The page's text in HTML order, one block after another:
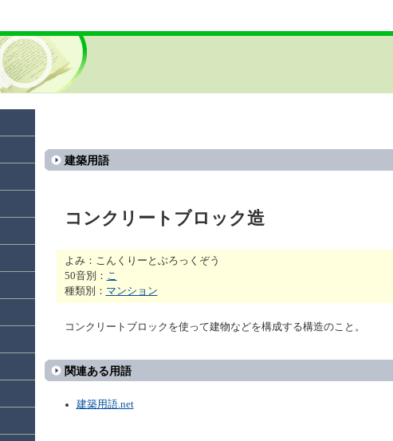
建築用語
コンクリートブロック造
よみ：こんくりーとぶろっくぞう
50音別： こ
種類別： マンション
コンクリートブロックを使って建物などを構成する構造のこと。
関連ある用語
建築用語.net